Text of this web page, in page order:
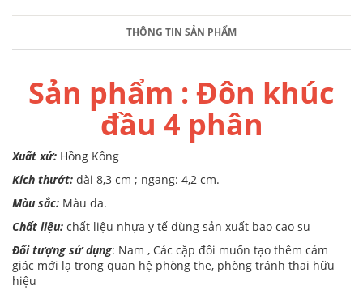
THÔNG TIN SẢN PHẨM
Sản phẩm : Đôn khúc
đầu 4 phân
Xuất xứ: Hồng Kông
Kích thướt: dài 8,3 cm ; ngang: 4,2 cm.
Màu sắc: Màu da.
Chất liệu: chất liệu nhựa y tế dùng sản xuất bao cao su
Đối tượng sử dụng: Nam , Các cặp đôi muốn tạo thêm cảm
giác mới lạ trong quan hệ phòng the, phòng tránh thai hữu
hiệu